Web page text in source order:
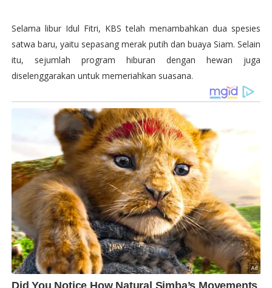
Selama libur Idul Fitri, KBS telah menambahkan dua spesies
satwa baru, yaitu sepasang merak putih dan buaya Siam. Selain
itu, sejumlah program hiburan dengan hewan juga
diselenggarakan untuk memeriahkan suasana.